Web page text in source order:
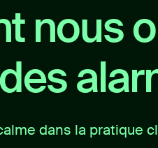
nous
dans la pratique